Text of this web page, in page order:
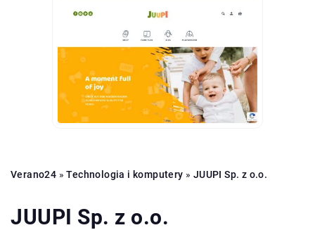
Verano24 »Technologia i komputery » JUUPI Sp. z o.o.
JUUPI Sp. z o.o.